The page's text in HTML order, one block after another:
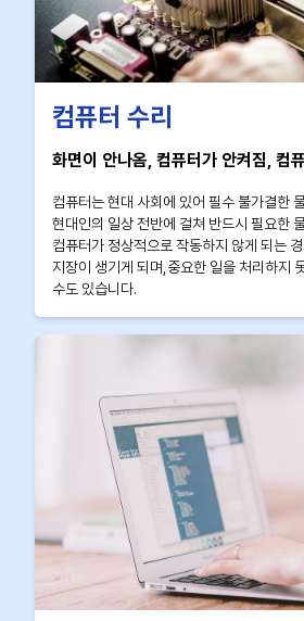
컴퓨터 수리
화면이 안나옴, 컴퓨터가 안켜짐, 컴
컴퓨터는 현대 사회에 있어 필수 불가결한
현대인의 일상 전반에 걸쳐 반드시 필요한
컴퓨터가 정상적으로 작동하지 않게 되는
지장이 생기게 되며,중요한 일을 처리하지
수도 있습니다.